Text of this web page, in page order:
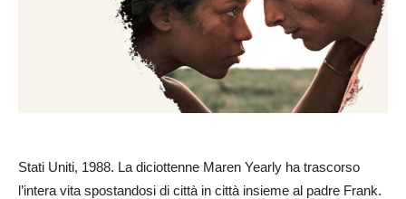
Stati Uniti, 1988. La diciottenne Maren Yearly ha trascorso
l’intera vita spostandosi di città in città insieme al padre Frank.